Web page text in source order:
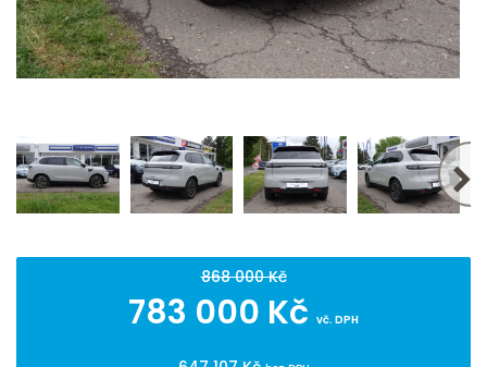
868 000 Kč
783 000 Kč vč. DPH